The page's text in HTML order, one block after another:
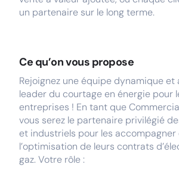
un partenaire sur le long terme.
Ce qu’on vous propose
Rejoignez une équipe dynamique et
leader du courtage en énergie pour
entreprises ! En tant que
vous serez le partenaire privilégié
et industriels pour les accompagner
l’optimisation de leurs contrats
gaz. Votre rôle :